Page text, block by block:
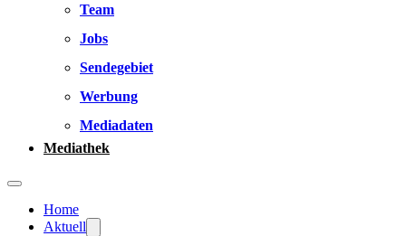
Team
Jobs
Sendegebiet
Werbung
Mediadaten
Mediathek
Home
Aktuell